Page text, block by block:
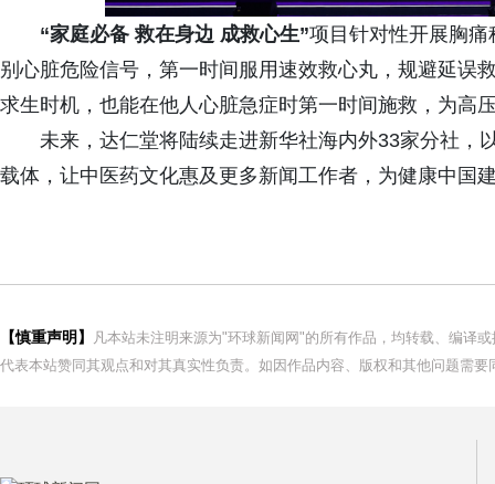
“家庭必备救在身边 成救心生”项目针对性开展胸
别心脏危险信号，第一时间服用速效救心丸，规避延误
求生时机，也能在他人心脏急症时第一时间施救，为高
未来，达仁堂将陆续走进新华社海内外33家分社，
载体，让中医药文化惠及更多新闻工作者，为健康中国
【慎重声明】
凡本站未注明来源为"环球新闻网"的所有作品，均转载、编译
代表本站赞同其观点和对其真实性负责。如因作品内容、版权和其他问题需